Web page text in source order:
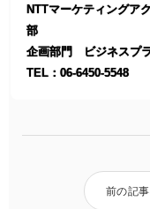
NTTマーケティングア
部
企画部門 ビジネスプ
TEL：06-6450-5548
前の記